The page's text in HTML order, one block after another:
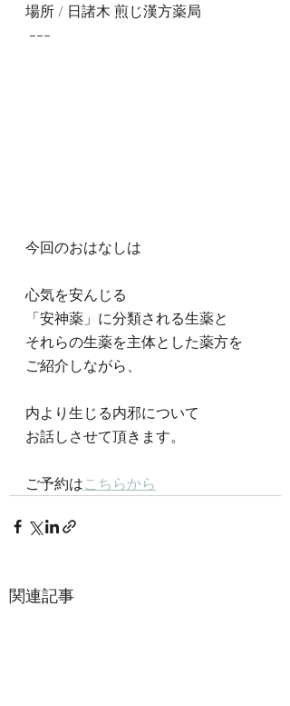
場所 / 日諸木 煎じ漢方薬局
---
今回のおはなしは
心気を安んじる
「安神薬」に分類される生薬と
それらの生薬を主体とした薬方を
ご紹介しながら、
内より生じる内邪について
お話しさせて頂きます。
ご予約はこちらから
関連記事